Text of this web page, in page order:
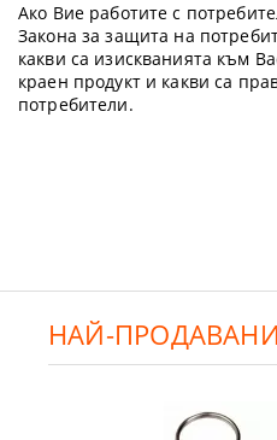
Ако Вие работите с
Закона за защита на
какви са изискванията към
краен продукт и какви са
потребители.
НАЙ-